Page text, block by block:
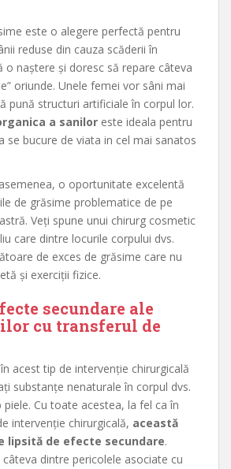
este o alegere perfectă pentru
reduse din cauza scăderii în
o naștere și doresc să repare câteva
oriunde. Unele femei vor sâni mai
pună structuri artificiale în corpul lor.
a sanilor este ideala pentru
se bucure de viata in cel mai sanatos
o oportunitate excelentă
de grăsime problematice de pe
Veți spune unui chirurg cosmetic
care dintre locurile corpului dvs.
de exces de grăsime care nu
și exerciții fizice.
secundare ale
cu transferul de
acest tip de intervenție chirurgicală
substanțe nenaturale în corpul dvs.
piele. Cu toate acestea, la fel ca în
intervenție chirurgicală, această
lipsită de efecte secundare.
dintre pericolele asociate cu